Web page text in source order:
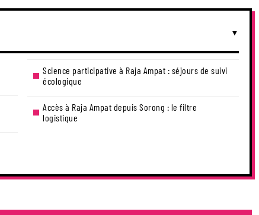
Science participative à Raja Ampat : séjours de suivi
écologique
Accès à Raja Ampat depuis Sorong : le filtre
logistique